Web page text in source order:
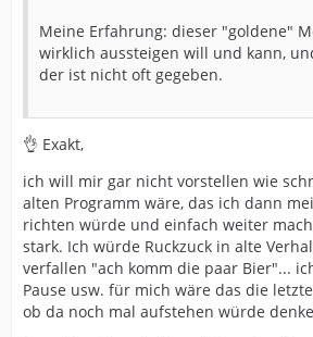
Meine Erfahrung: dieser "goldene"
wirklich aussteigen will und kann,
der ist nicht oft gegeben.
👌 Exakt,
ich will mir gar nicht vorstellen wie
alten Programm wäre, das ich dann
richten würde und einfach weiter
stark. Ich würde Ruckzuck in alte
verfallen "ach komm die paar Bier"...
Pause usw. für mich wäre das die
ob da noch mal aufstehen würde